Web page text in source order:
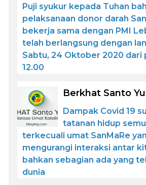
Puji syukur kepada Tuhan
pelaksanaan donor darah
bekerja sama dengan PMI
telah berlangsung dengan
Sabtu, 24 Oktober 2020 dari
12.00
Berkhat Santo
Dampak Covid 19
tatanan hidup
terkecuali umat SanMaRe
mengurangi interaksi antar
bahkan sebagian ada yang
dunia